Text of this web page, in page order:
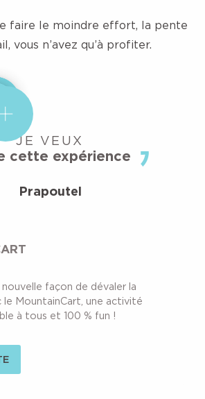
faire le moindre effort, la pente
vous n’avez qu’à profiter.
JE VEUX
cette expérience
Prapoutel
façon de dévaler la
le MountainCart, une activité
à tous et 100 % fun !